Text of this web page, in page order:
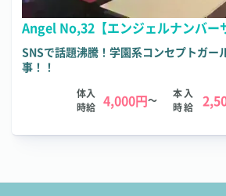
Angel No,32【エンジェルナンバー
SNSで話題沸騰！学園系コンセプトガー
事！！
体入
時給 4,000円～
本入
時給